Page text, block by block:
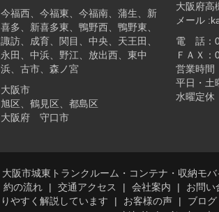
今福西、今福東、今福南、蒲生、新
喜多、新喜多東、鴨野西、鴨野東、
諏訪、成育、関目、中央、天王田、
永田、中浜、野江、放出西、東中
浜、古市、森ノ宮
大阪市
旭区、鶴見区、都島区
大阪府 守口市
大阪府高
メール
電 話：
ＦＡＸ
営業時間
平日・土
水曜定休
大阪市城東トランクルーム・コンテナ・収納モ
約の流れ
交通アクセス 会社案内 お問い
りやすく解説しています
お客様の声 ブログ